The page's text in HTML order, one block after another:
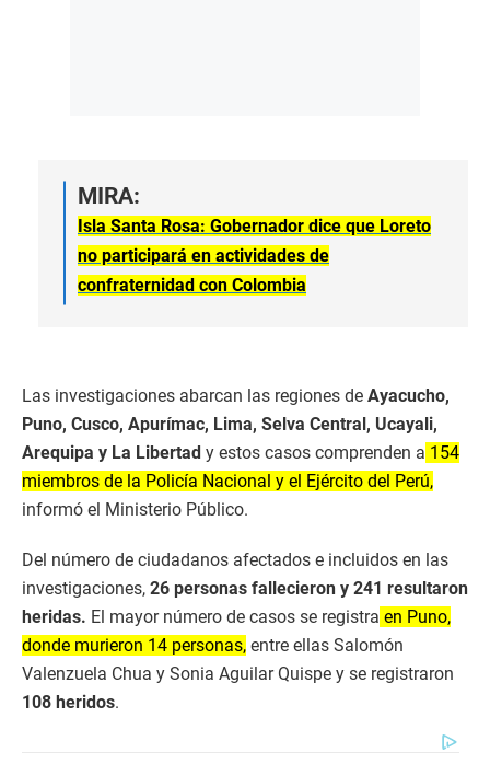
MIRA:
Isla Santa Rosa: Gobernador dice que Loreto
no participará en actividades de
confraternidad con Colombia
Las investigaciones abarcan las regiones de Ayacucho,
Puno, Cusco, Apurímac, Lima, Selva Central, Ucayali,
Arequipa y La Libertad y estos casos comprenden a 154
miembros de la Policía Nacional y el Ejército del Perú,
informó el Ministerio Público.
Del número de ciudadanos afectados e incluidos en las
investigaciones, 26 personas fallecieron y 241 resultaron
heridas. El mayor número de casos se registra en Puno,
donde murieron 14 personas, entre ellas Salomón
Valenzuela Chua y Sonia Aguilar Quispe y se registraron
108 heridos.